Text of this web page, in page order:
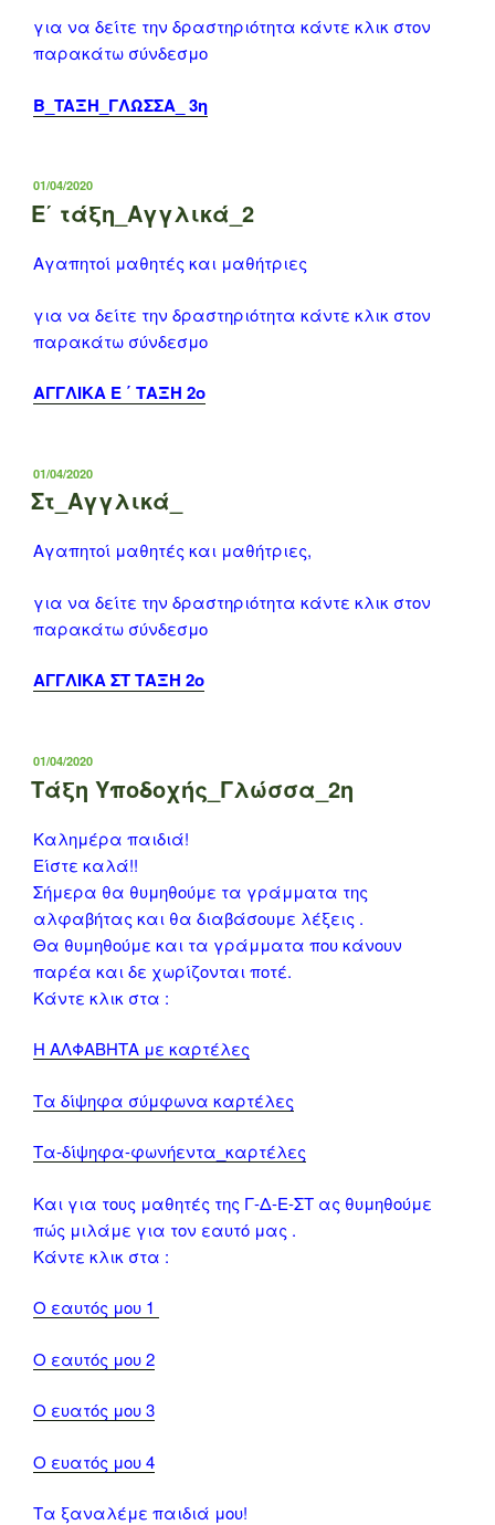
για να δείτε την δραστηριότητα κάντε κλικ στον
παρακάτω σύνδεσμο
Β_TAΞΗ_ΓΛΩΣΣΑ_ 3η
ΔΗΜΟΣΙΕΎΤΗΚΕ
ΣΤΙΣ
01/04/2020
Ε΄ τάξη_Αγγλικά_2
Αγαπητοί μαθητές και μαθήτριες
για να δείτε την δραστηριότητα κάντε κλικ στον
παρακάτω σύνδεσμο
ΑΓΓΛΙΚΑ Ε ΄ ΤΑΞΗ 2ο
ΔΗΜΟΣΙΕΎΤΗΚΕ
ΣΤΙΣ
01/04/2020
Στ_Αγγλικά_
Αγαπητοί μαθητές και μαθήτριες,
για να δείτε την δραστηριότητα κάντε κλικ στον
παρακάτω σύνδεσμο
ΑΓΓΛΙΚΑ ΣΤ ΤΑΞΗ 2ο
ΔΗΜΟΣΙΕΎΤΗΚΕ
ΣΤΙΣ
01/04/2020
Τάξη Υποδοχής_Γλώσσα_2η
Καλημέρα παιδιά!
Είστε καλά!!
Σήμερα θα θυμηθούμε τα γράμματα της
αλφαβήτας και θα διαβάσουμε λέξεις .
Θα θυμηθούμε και τα γράμματα που κάνουν
παρέα και δε χωρίζονται ποτέ.
Κάντε κλικ στα :
Η ΑΛΦΑΒΗΤΑ με καρτέλες
Τα δίψηφα σύμφωνα καρτέλες
Τα-δίψηφα-φωνήεντα_καρτέλες
Και για τους μαθητές της Γ-Δ-Ε-ΣΤ ας θυμηθούμε
πώς μιλάμε για τον εαυτό μας .
Κάντε κλικ στα :
Ο εαυτός μου 1
Ο εαυτός μου 2
Ο ευατός μου 3
Ο ευατός μου 4
Τα ξαναλέμε παιδιά μου!